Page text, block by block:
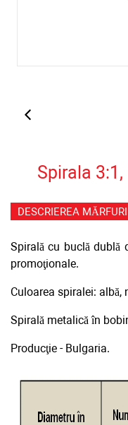
Spirala
DESCRIEREA
Spirală cu buclă dublă
promoţionale.
Culoarea spiralei: albă,
Spirală metalică în
Producţie - Bulgaria.